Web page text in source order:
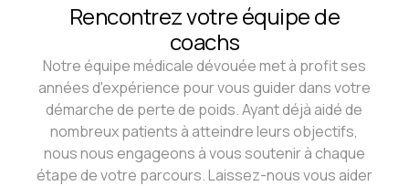
Rencontrez votre équipe de
coachs
Notre équipe médicale dévouée met à profit ses
années d'expérience pour vous guider dans votre
démarche de perte de poids. Ayant déjà aidé de
nombreux patients à atteindre leurs objectifs,
nous nous engageons à vous soutenir à chaque
étape de votre parcours. Laissez-nous vous aider